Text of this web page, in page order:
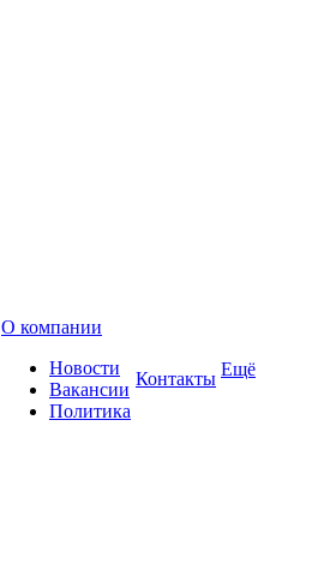
О компании
Новости
Вакансии
Политика
Контакты Ещё